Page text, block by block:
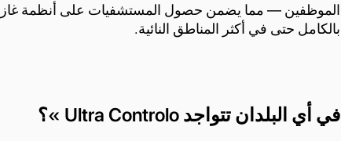
الموظفين — مما يضمن حصول المستشفيات على أنظمة
بالكامل حتى في أكثر المناطق النائية.
في أي البلدان تتواجد Ultra Controlo »؟